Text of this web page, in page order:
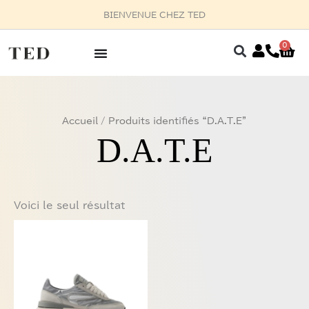
BIENVENUE CHEZ TED
0
Accueil / Produits identifiés “D.A.T.E”
D.A.T.E
Voici le seul résultat
variations.